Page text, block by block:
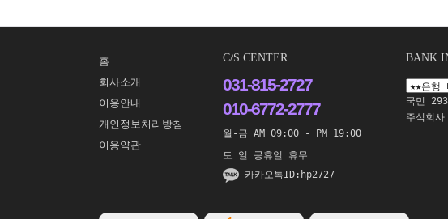
홈
회사소개
이용안내
개인정보처리방침
이용약관
C/S CENTER
031-815-2727
010-6772-2777
월-금 AM 09:00 - PM 19:00
토 일 공휴일 휴무
카카오톡ID:hp2727
BANK
국민
주식회